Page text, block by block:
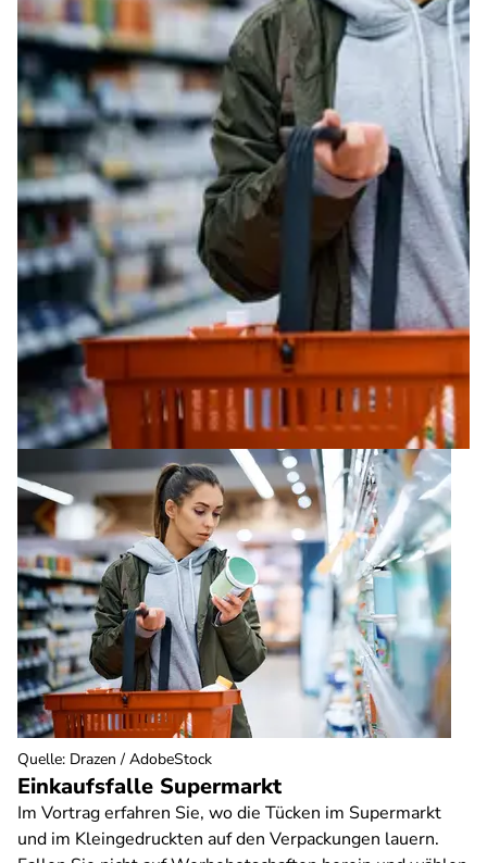
Einkaufsfalle Supermarkt
Im Vortrag erfahren Sie, wo die Tücken im Supermarkt
und im Kleingedruckten auf den Verpackungen lauern.
Quelle: Drazen / AdobeStock